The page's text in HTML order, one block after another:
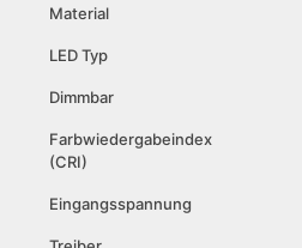
Material
LED Typ
Dimmbar
Farbwiedergabeindex
(CRI)
Eingangsspannung